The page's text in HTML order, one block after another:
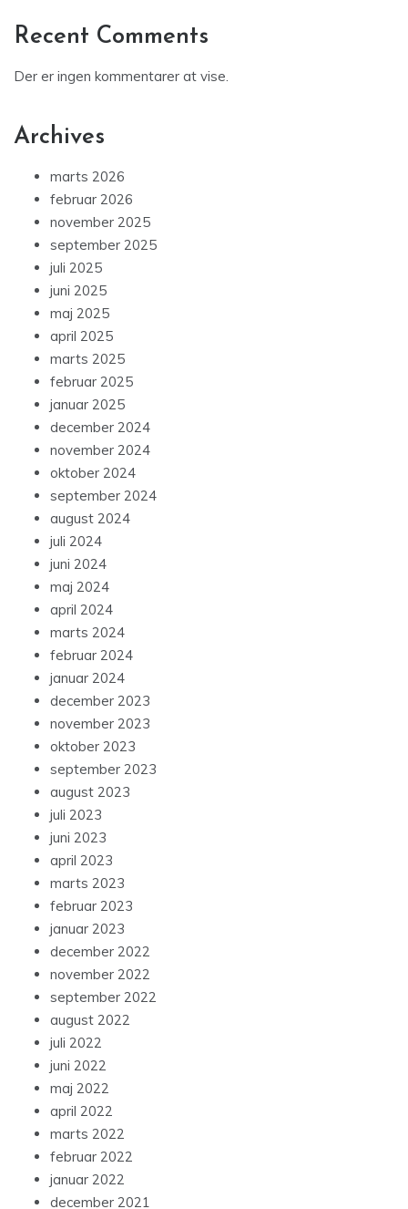
Recent Comments
Der er ingen kommentarer at vise.
Archives
marts 2026
februar 2026
november 2025
september 2025
juli 2025
juni 2025
maj 2025
april 2025
marts 2025
februar 2025
januar 2025
december 2024
november 2024
oktober 2024
september 2024
august 2024
juli 2024
juni 2024
maj 2024
april 2024
marts 2024
februar 2024
januar 2024
december 2023
november 2023
oktober 2023
september 2023
august 2023
juli 2023
juni 2023
april 2023
marts 2023
februar 2023
januar 2023
december 2022
november 2022
september 2022
august 2022
juli 2022
juni 2022
maj 2022
april 2022
marts 2022
februar 2022
januar 2022
december 2021